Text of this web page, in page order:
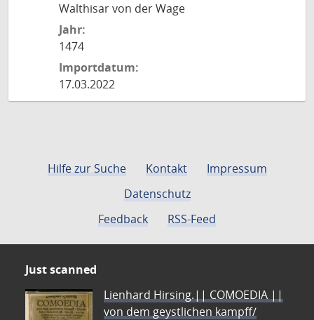
Walthisar von der Wage
Jahr:
1474
Importdatum:
17.03.2022
Hilfe zur Suche Kontakt
Impressum
Datenschutz
Feedback
RSS-Feed
Just scanned
Lienhard Hirsing.|| COMOEDIA ||
von dem geystlichen kampff/